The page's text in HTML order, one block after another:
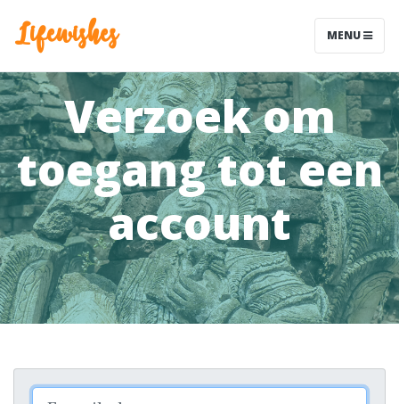
Lifewishes MENU
Verzoek om
toegang tot een
account